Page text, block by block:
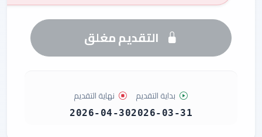
التقديم مغلق
بداية التقديم
2026-03-31
نهاية التقديم
2026-04-30